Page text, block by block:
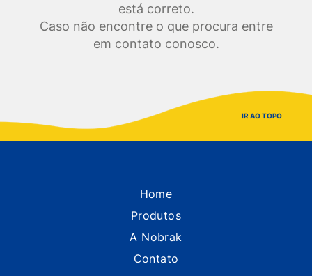
está correto.
Caso não encontre o que procura entre
em contato conosco.
IR AO TOPO
Home
Produtos
A Nobrak
Contato